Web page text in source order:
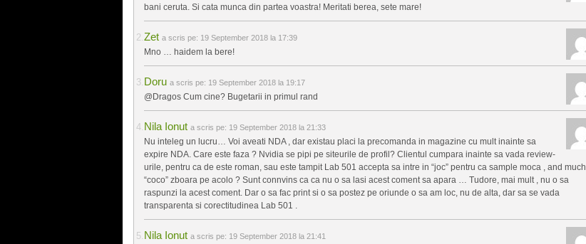
bani ceruta. Si cata munca din partea voastra! Meritati berea, sete mare!
Zet a scris pe: 19 September 2018 la 17:39
Mno … haidem la bere!
Doru a scris pe: 19 September 2018 la 19:17
@Dragos Cum cine? Bugetarii in primul rand
Nila Ionut a scris pe: 19 September 2018 la 21:33
Nu inteleg un lucru… Voi aveati NDA , dar existau placi la precomanda in magazine cu mult inainte sa
expire NDA. Care este faza ? Nvidia se pipi pe siteurile de profil? Clientul cumpara inainte sa vada review-
urile, pentru ca de este roman, sau este tampit Lab 501 accepta sa intre in “joc” pentru ca sample moca , and much
“coco” zboara pe acolo ? Sunt connvins ca ca nu o sa lasi acest coment sa apara … Tudore, mai mult , nu o sa
raspunzi la acest coment. Dar o sa fac print si o sa postez pe oriunde o sa am loc, nu de alta, dar sa se vada
transparenta si corectitudinea Lab 501 .
Nila Ionut a scris pe: 19 September 2018 la 21:41